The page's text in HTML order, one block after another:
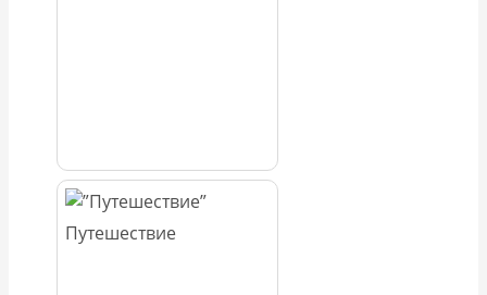
Путешествие